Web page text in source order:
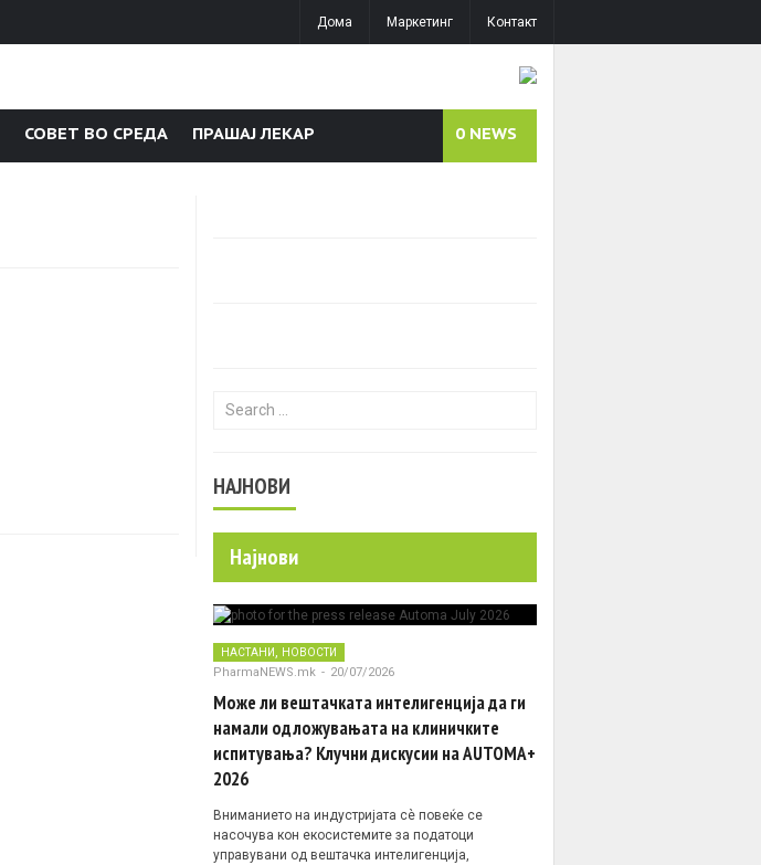
Дома Маркетинг Контакт
СОВЕТ ВО СРЕДА ПРАШАЈ ЛЕКАР 0 NEWS
Search for:
НАЈНОВИ
Најнови
НАСТАНИ НОВОСТИ
PharmaNEWS.mk - 20/07/2026
Може ли вештачката интелигенција да ги
намали одложувањата на клиничките
испитувања? Клучни дискусии на AUTOMA+
2026
Вниманието на индустријата сè повеќе се
насочува кон екосистемите за податоци
управувани од вештачка интелигенција,